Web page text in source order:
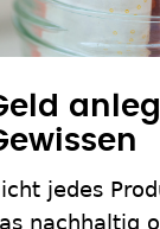
jedes
nachhaltig